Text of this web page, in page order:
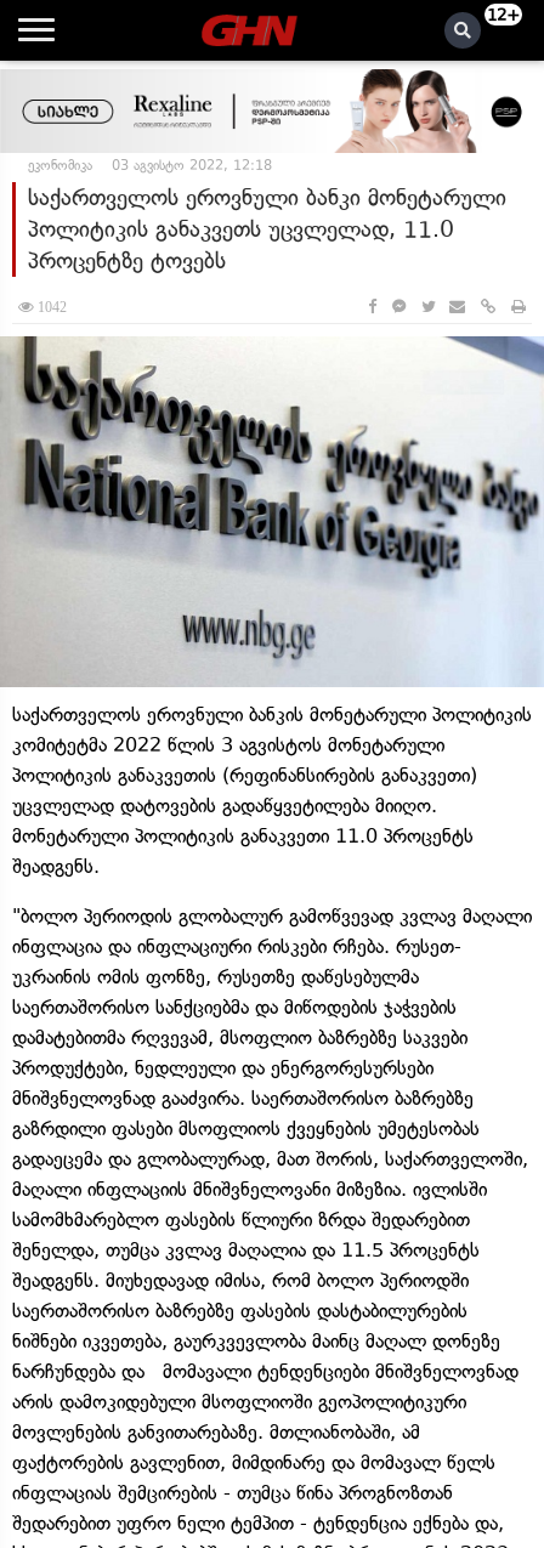
12+
ეკონომიკა 03 აგვისტო 2022, 12:18
საქართველოს ეროვნული ბანკი მონეტარული
პოლიტიკის განაკვეთს უცვლელად, 11.0
პროცენტზე ტოვებს
1042
საქართველოს ეროვნული ბანკის მონეტარული პოლიტიკის
კომიტეტმა 2022 წლის 3 აგვისტოს მონეტარული
პოლიტიკის განაკვეთის (რეფინანსირების განაკვეთი)
უცვლელად დატოვების გადაწყვეტილება მიიღო.
მონეტარული პოლიტიკის განაკვეთი 11.0 პროცენტს
შეადგენს.
"ბოლო პერიოდის გლობალურ გამოწვევად კვლავ მაღალი
ინფლაცია და ინფლაციური რისკები რჩება. რუსეთ-
უკრაინის ომის ფონზე, რუსეთზე დაწესებულმა
საერთაშორისო სანქციებმა და მიწოდების ჯაჭვების
დამატებითმა რღვევამ, მსოფლიო ბაზრებზე საკვები
პროდუქტები, ნედლეული და ენერგორესურსები
მნიშვნელოვნად გააძვირა. საერთაშორისო ბაზრებზე
გაზრდილი ფასები მსოფლიოს ქვეყნების უმეტესობას
გადაეცემა და გლობალურად, მათ შორის, საქართველოში,
მაღალი ინფლაციის მნიშვნელოვანი მიზეზია. ივლისში
სამომხმარებლო ფასების წლიური ზრდა შედარებით
შენელდა, თუმცა კვლავ მაღალია და 11.5 პროცენტს
შეადგენს. მიუხედავად იმისა, რომ ბოლო პერიოდში
საერთაშორისო ბაზრებზე ფასების დასტაბილურების
ნიშნები იკვეთება, გაურკვევლობა მაინც მაღალ დონეზე
ნარჩუნდება და მომავალი ტენდენციები მნიშვნელოვნად
არის დამოკიდებული მსოფლიოში გეოპოლიტიკური
მოვლენების განვითარებაზე. მთლიანობაში, ამ
ფაქტორების გავლენით, მიმდინარე და მომავალ წელს
ინფლაციას შემცირების - თუმცა წინა პროგნოზთან
შედარებით უფრო ნელი ტემპით - ტენდენცია ექნება და,